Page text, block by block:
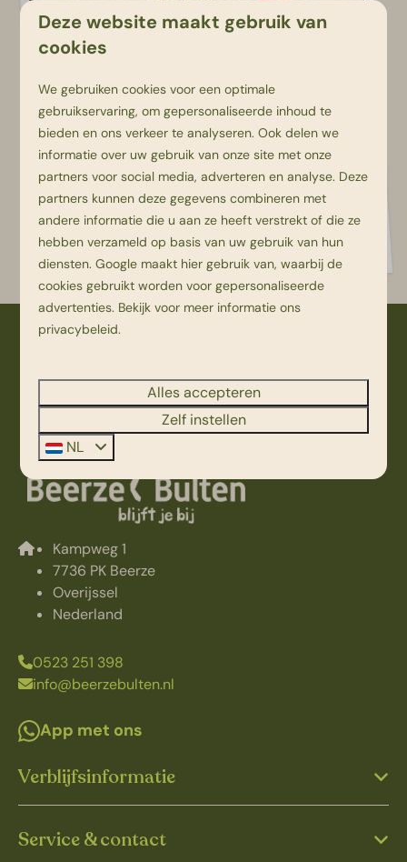
Ben jij een echte kaboutervriend? Loop dan
over het Kabouterpad in het Zandstuvebos
in Vroomshoop. Tijdens deze wandelroute
van ca. 1 km zijn er verschillende kabouters
en dieren te ontdekken. Het kabouterpad is
de gehele dag geopend.
Kampweg 1
7736 PK Beerze
Overijssel
Nederland
0523 251 398
info@beerzebulten.nl
App met ons
Verblijfsinformatie
Service & contact
Deze website maakt gebruik van
cookies
We gebruiken cookies voor een optimale
gebruikservaring, om gepersonaliseerde inhoud te
bieden en ons verkeer te analyseren. Ook delen we
informatie over uw gebruik van onze site met onze
partners voor social media, adverteren en analyse. Deze
partners kunnen deze gegevens combineren met
andere informatie die u aan ze heeft verstrekt of die ze
hebben verzameld op basis van uw gebruik van hun
diensten.Google maakt hier gebruik van, waarbij de
cookies gebruikt worden voor gepersonaliseerde
advertenties. Bekijk voor meer informatie ons
privacybeleid.
Alles accepteren
Zelf instellen
NL